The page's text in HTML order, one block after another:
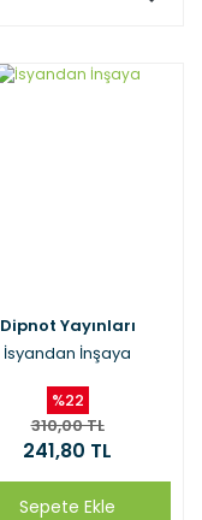
Dipnot Yayınları
İsyandan İnşaya
%22
310,00 TL
241,80 TL
Sepete Ekle